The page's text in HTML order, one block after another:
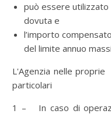
può essere utilizzato
dovuta e
l’importo
del limite annuo
L'Agenzia nelle
particolari
1 – In caso di